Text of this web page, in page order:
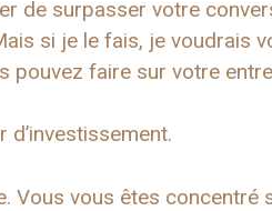
de surpasser votre
si je le fais, je voudrais
pouvez faire sur votre
d’investissement.
Vous vous êtes